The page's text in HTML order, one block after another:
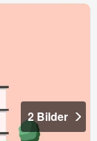
2 Bilder